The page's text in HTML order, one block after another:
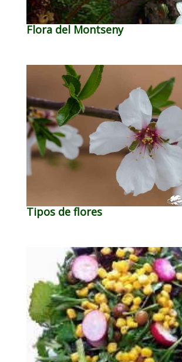
Flora del Montseny
Tipos de flores